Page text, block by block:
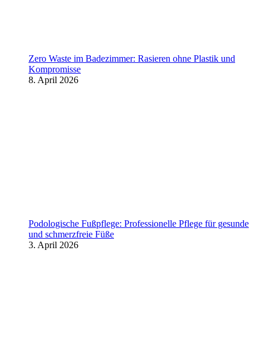
Zero Waste im Badezimmer: Rasieren ohne Plastik und
Kompromisse
8. April 2026
Podologische Fußpflege: Professionelle Pflege für gesunde
und schmerzfreie Füße
3. April 2026